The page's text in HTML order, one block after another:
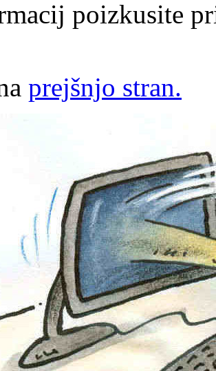
poizkusite
prejšnjo stran.